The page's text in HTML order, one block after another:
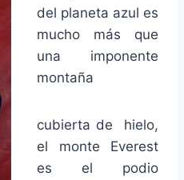
del planeta azul es
mucho más que
una imponente
montaña
cubierta de hielo,
el monte Everest
es el podio